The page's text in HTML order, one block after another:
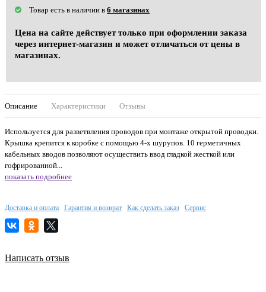
Товар есть в наличии в 6 магазинах
Цена на сайте действует только при оформлении заказа
через интернет-магазин и может отличаться от цены в
магазинах.
Описание Характеристики Отзывы
Используется для разветвления проводов при монтаже открытой проводки.
Крышка крепится к коробке с помощью 4-х шурупов. 10 герметичных
кабельных вводов позволяют осуществить ввод гладкой жесткой или
гофрированной...
показать подробнее
Доставка и оплата Гарантия и возврат Как сделать заказ Сервис
Написать отзыв